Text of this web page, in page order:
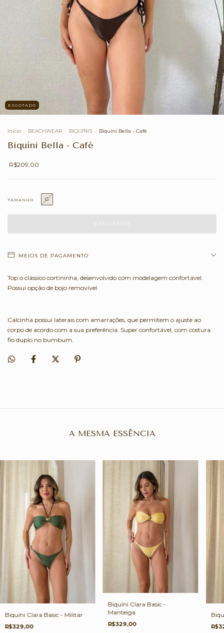
ESGOTADO
Início . BEACHWEAR . BIQUÍNIS . Biquíni Bella - Café
Biquíni Bella - Café
R$209,00
TAMANHO G
MEIOS DE PAGAMENTO
Top o clássico cortininha, desenvolvido com modelagem confortável.
Possui opção de bojo removível.
Calcinha possui laterais com amarrações, que permitem o ajuste ao
corpo de acordo com a sua preferência. Super confortável, com costura
fio duplo no bumbum.
A MESMA ESSÊNCIA
Biquíni Clara Basic - Militar
R$329,00
Biquíni Clara Basic -
Manteiga
R$329,00